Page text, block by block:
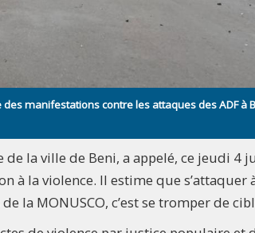
manifestations contre les attaques des ADF à
la ville de Beni, a appelé, ce jeudi 4
à la violence. Il estime que s’attaquer
la MONUSCO, c’est se tromper de